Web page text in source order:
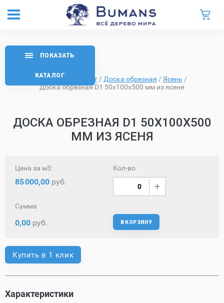
Главная Каталог / Доска обрезная / Ясень /
Доска обрезная D1 50х100х500 мм из ясеня
ДОСКА ОБРЕЗНАЯ D1 50Х100Х500
ММ ИЗ ЯСЕНЯ
ПОКАЗАТЬ
КАТАЛОГ
Цена за м3:
85000,00 руб.
Кол-во
Сумма
0,00 руб. В КОРЗИНУ
Купить в 1 клик
Характеристики